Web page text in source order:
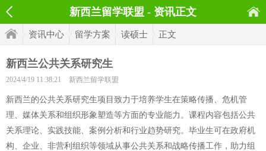
新西兰留学联盟 - 资讯正文
资讯中心 留学方案 读硕士 正文
新西兰公共关系研究生
2024/4/19 11:38:21 新西兰留学联盟
新西兰的公共关系研究生项目致力于培养学生在策略传播、危机管
理、媒体关系和组织形象塑造等方面的专业能力。课程内容包括公共
关系理论、实践技能、案例分析和行业趋势研究。毕业生可在政府机
构、企业、非营利组织等领域从事公共关系和战略传播工作，助力组